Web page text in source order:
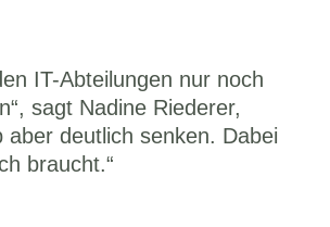
IT-Abteilungen nur noch
sagt Nadine Riederer,
deutlich senken. Dabei
braucht.“